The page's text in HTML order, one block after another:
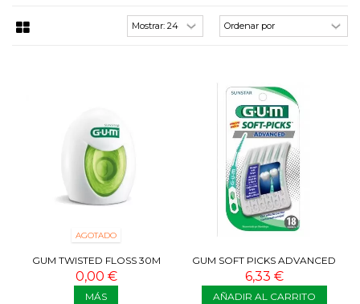
AGOTADO
GUM TWISTED FLOSS 30M
0,00 €
MÁS
GUM SOFT PICKS ADVANCED
SMALL 30 UNIDADES
6,33 €
AÑADIR AL CARRITO